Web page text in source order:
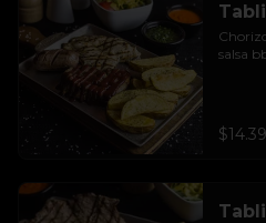
salsa
$14.39